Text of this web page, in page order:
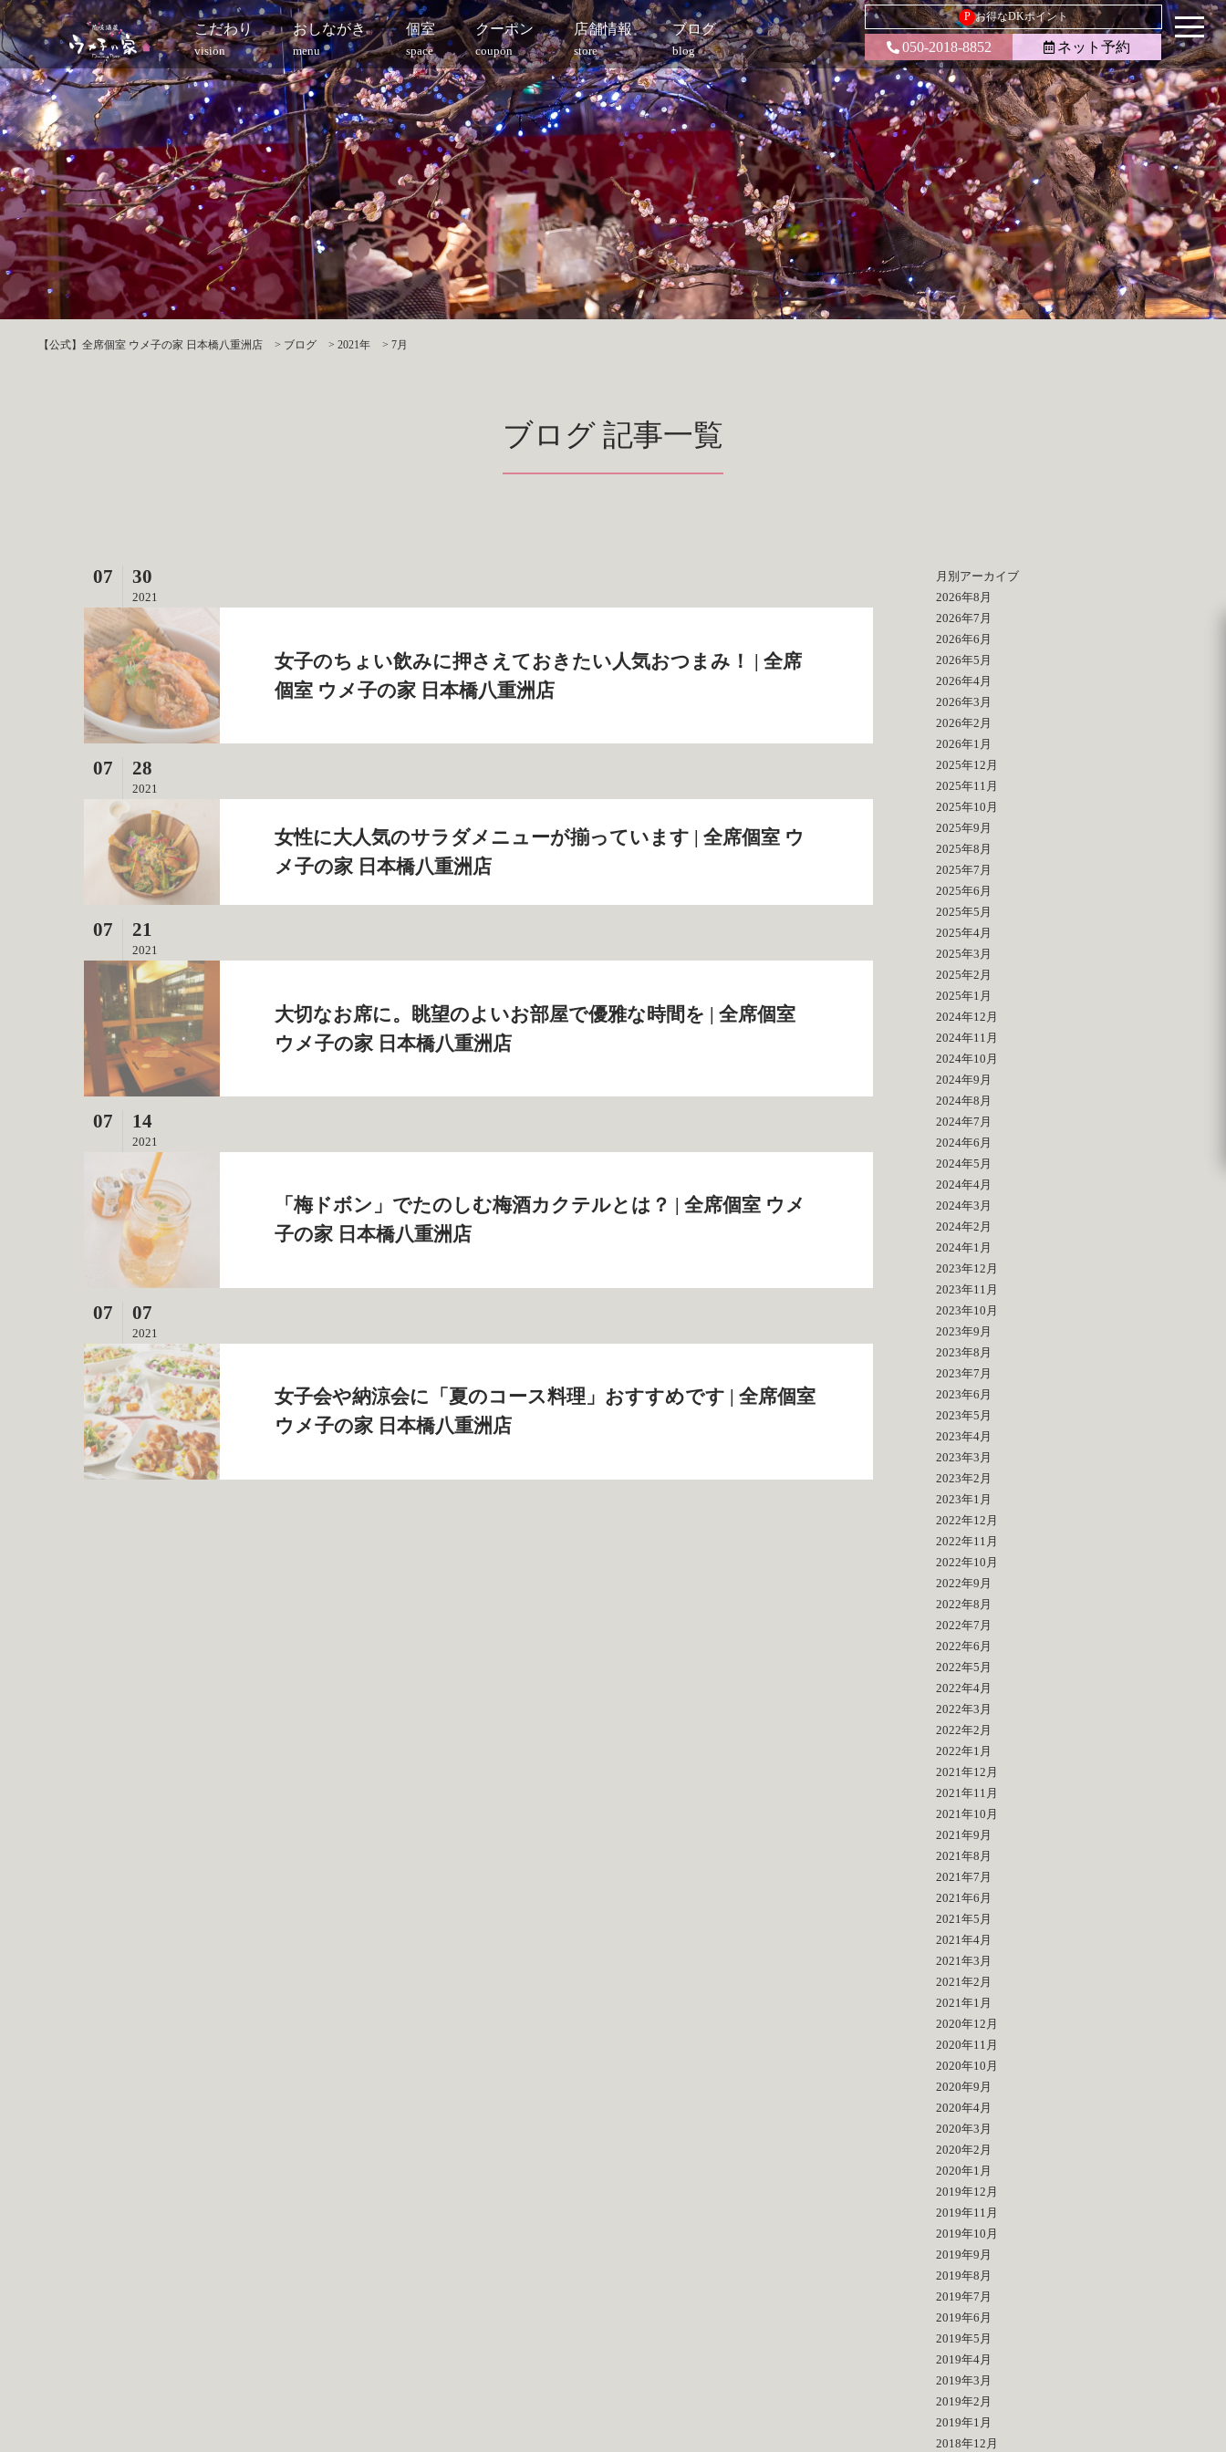
こだわり
vision
おしながき
menu
個室
space
クーポン
coupon
店舗情報
store
ブログ
blog
P お得なDKポイント
050-2018-8852 ネット予約
【公式】全席個室 ウメ子の家 日本橋八重洲店 > ブログ > 2021年 > 7月
ブログ 記事一覧
07 30
2021
女子のちょい飲みに押さえておきたい人気おつまみ！ | 全席
個室 ウメ子の家 日本橋八重洲店
07 28
2021
女性に大人気のサラダメニューが揃っています | 全席個室 ウ
メ子の家 日本橋八重洲店
07 21
2021
大切なお席に。眺望のよいお部屋で優雅な時間を | 全席個室
ウメ子の家 日本橋八重洲店
07 14
2021
「梅ドボン」でたのしむ梅酒カクテルとは？ | 全席個室 ウメ
子の家 日本橋八重洲店
07 07
2021
女子会や納涼会に「夏のコース料理」おすすめです | 全席個室
ウメ子の家 日本橋八重洲店
月別アーカイブ
2026年8月
2026年7月
2026年6月
2026年5月
2026年4月
2026年3月
2026年2月
2026年1月
2025年12月
2025年11月
2025年10月
2025年9月
2025年8月
2025年7月
2025年6月
2025年5月
2025年4月
2025年3月
2025年2月
2025年1月
2024年12月
2024年11月
2024年10月
2024年9月
2024年8月
2024年7月
2024年6月
2024年5月
2024年4月
2024年3月
2024年2月
2024年1月
2023年12月
2023年11月
2023年10月
2023年9月
2023年8月
2023年7月
2023年6月
2023年5月
2023年4月
2023年3月
2023年2月
2023年1月
2022年12月
2022年11月
2022年10月
2022年9月
2022年8月
2022年7月
2022年6月
2022年5月
2022年4月
2022年3月
2022年2月
2022年1月
2021年12月
2021年11月
2021年10月
2021年9月
2021年8月
2021年7月
2021年6月
2021年5月
2021年4月
2021年3月
2021年2月
2021年1月
2020年12月
2020年11月
2020年10月
2020年9月
2020年4月
2020年3月
2020年2月
2020年1月
2019年12月
2019年11月
2019年10月
2019年9月
2019年8月
2019年7月
2019年6月
2019年5月
2019年4月
2019年3月
2019年2月
2019年1月
2018年12月